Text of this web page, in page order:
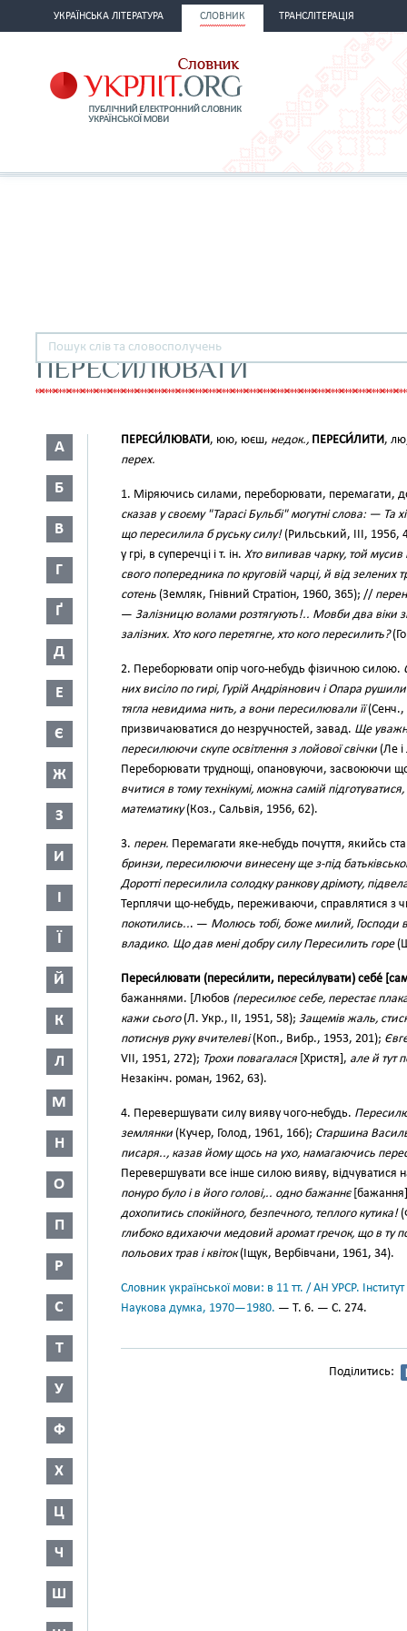
УКРАЇНСЬКА ЛІТЕРАТУРА СЛОВНИК ТРАНСЛІТЕРАЦІЯ
ПЕРЕСИЛЮВАТИ
А
Б
В
Г
Ґ
Д
Е
Є
Ж
З
И
І
Ї
Й
К
Л
М
Н
О
П
Р
С
Т
У
Ф
Х
Ц
Ч
Ш
ПЕРЕСИ́ЛЮВАТИ, юю, юєш, недок., ПЕРЕСИ́ЛИТИ,
перех.
1. Міряючись силами, переборювати, перемагати,
сказав у своєму "Тарасі Бульбі" могутні слова: — Та
що пересилила б руську силу!(Рильський, III, 1956,
у грі, в суперечці і т. ін. Хто випивав чарку, той мусив
свого попередника по круговій чарці, й від
сотень (Земляк, Гнівний Стратіон, 1960, 365); //
— Залізницю волами розтягують!.. Мовби два віки
залізних. Хто кого перетягне, хто кого пересилить?
2. Переборювати опір чого-небудь фізичною силою.
них висіло по гирі, Гурій Андріянович і Опара
тягла невидима нить, а вони пересилювали її(Сенч.,
призвичаюватися до незручностей, завад. Ще
пересилюючи скупе освітлення з лойової свічки (Ле
Переборювати труднощі, опановуючи, засвоюючи
вчитися в тому технікумі, можна самій
математику(Коз., Сальвія, 1956, 62).
3. перен. Перемагати яке-небудь почуття, якийсь
бринзи, пересилюючи винесену ще з-під
Доротті пересилила солодку ранкову дрімоту,
Терплячи що-небудь, переживаючи, справлятися з
покотились... — Молюсь тобі, боже милий, Господи
владико. Що дав мені добру силу Пересилить горе
Переси́лювати (переси́лити, переси́лувати) себе́
бажаннями. [Любов (пересилює себе, перестає
кажи сього(Л. Укр., II, 1951, 58); Защемів жаль,
потиснув руку вчителеві(Коп., Вибр., 1953, 201);
VII, 1951, 272); Трохи повагалася [Христя], але й тут
Незакінч. роман, 1962, 63).
4. Перевершувати силу вияву чого-небудь.
землянки (Кучер, Голод, 1961, 166); Старшина
писаря.., казав йому щось на ухо, намагаючись
Перевершувати все інше силою вияву,
понуро було і в його голові,.. одно бажаннє
дохопитись спокійного, безпечного, теплого кутика!
глибоко вдихаючи медовий аромат гречок, що в ту
польових трав і квіток(Іщук, Вербівчани, 1961, 34).
Словник української мови: в 11 тт. / АН УРСР.
Наукова думка, 1970—1980. — Т. 6. — С. 274.
Поділитись: